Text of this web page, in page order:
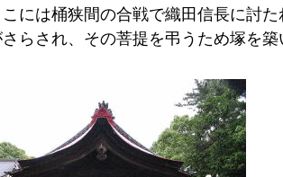
には桶狭間の合戦で織田信長に討た
らされ、その菩提を弔うため塚を築